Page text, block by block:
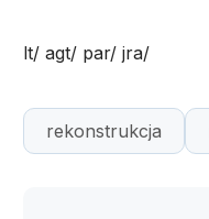
lt/ agt/ par/ jra/
rekonstrukcja